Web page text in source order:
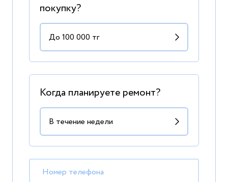
покупку?
Когда планируете ремонт?
Номер телефона